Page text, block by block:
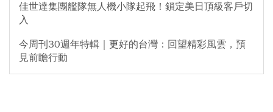
佳世達集團艦隊無人機小隊起飛！鎖定美日頂級客戶切
入
今周刊30週年特輯｜更好的台灣：回望精彩風雲，預
見前瞻行動